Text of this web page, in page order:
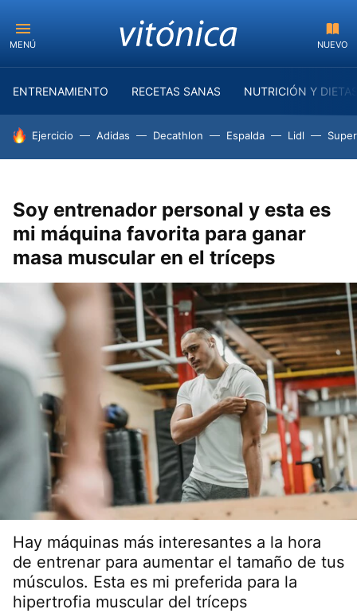
MENÚ NUEVO
ENTRENAMIENTO RECETAS SANAS NUTRICIÓN Y
HOY SE HABLA DE
Ejercicio Adidas Decathlon Espalda Lidl
Soy entrenador personal y esta es
mi máquina favorita para ganar
masa muscular en el tríceps
Hay máquinas más interesantes a la hora
de entrenar para aumentar el tamaño de tus
músculos. Esta es mi preferida para la
hipertrofia muscular del tríceps